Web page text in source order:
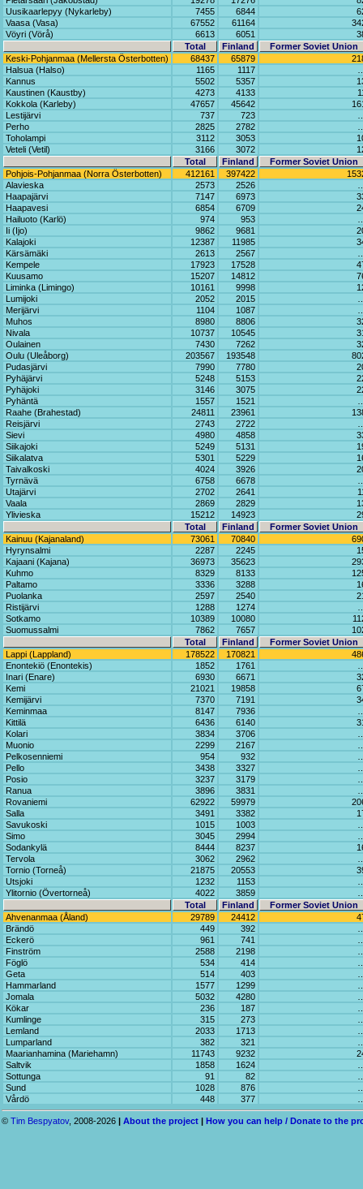
Uusikaarlepyy (Nykarleby)
7455 6844
Vaasa (Vasa)
67552 61164
Vöyri (Vörå)
6613 6051
Total
Finland
Former Soviet Union
Keski-Pohjanmaa (Mellersta Österbotten)
68437 65879
Halsua (Halso)
1165 1117
Kannus
5502 5357
Kaustinen (Kaustby)
4273 4133
Kokkola (Karleby)
47657 45642
Lestijärvi
737 723
Perho
2825 2782
Toholampi
3112 3053
Veteli (Vetil)
3166 3072
Total
Finland
Former Soviet Union
Pohjois-Pohjanmaa (Norra Österbotten)
412161 397422
Alavieska
2573 2526
Haapajärvi
7147 6973
Haapavesi
6854 6709
Hailuoto (Karlö)
974 953
Ii (Ijo)
9862 9681
Kalajoki
12387 11985
Kärsämäki
2613 2567
Kempele
17923 17528
Kuusamo
15207 14812
Liminka (Limingo)
10161 9998
Lumijoki
2052 2015
Merijärvi
1104 1087
Muhos
8980 8806
Nivala
10737 10545
Oulainen
7430 7262
Oulu (Uleåborg)
203567 193548
Pudasjärvi
7990 7780
Pyhäjärvi
5248 5153
Pyhäjoki
3146 3075
Pyhäntä
1557 1521
Raahe (Brahestad)
24811 23961
Reisjärvi
2743 2722
Sievi
4980 4858
Siikajoki
5249 5131
Siikalatva
5301 5229
Taivalkoski
4024 3926
Tyrnävä
6758 6678
Utajärvi
2702 2641
Vaala
2869 2829
Ylivieska
15212 14923
Total
Finland
Former Soviet Union
Kainuu (Kajanaland)
73061 70840
Hyrynsalmi
2287 2245
Kajaani (Kajana)
36973 35623
Kuhmo
8329 8133
Paltamo
3336 3288
Puolanka
2597 2540
Ristijärvi
1288 1274
Sotkamo
10389 10080
Suomussalmi
7862 7657
Total
Finland
Former Soviet Union
Lappi (Lappland)
178522 170821
Enontekiö (Enontekis)
1852 1761
Inari (Enare)
6930 6671
Kemi
21021 19858
Kemijärvi
7370 7191
Keminmaa
8147 7936
Kittilä
6436 6140
Kolari
3834 3706
Muonio
2299 2167
Pelkosenniemi
954 932
Pello
3438 3327
Posio
3237 3179
Ranua
3896 3831
Rovaniemi
62922 59979
Salla
3491 3382
Savukoski
1015 1003
Simo
3045 2994
Sodankylä
8444 8237
Tervola
3062 2962
Tornio (Torneå)
21875 20553
Utsjoki
1232 1153
Ylitornio (Övertorneå)
4022 3859
Total
Finland
Former Soviet Union
Ahvenanmaa (Åland)
29789 24412
Brändö
449 392
Eckerö
961 741
Finström
2588 2198
Föglö
534 414
Geta
514 403
Hammarland
1577 1299
Jomala
5032 4280
Kökar
236 187
Kumlinge
315 273
Lemland
2033 1713
Lumparland
382 321
Maarianhamina (Mariehamn)
11743 9232
Saltvik
1858 1624
Sottunga
91 82
Sund
1028 876
Vårdö
448 377
© Tim Bespyatov, 2008-2026 | About the project | How you can help / Donate to the